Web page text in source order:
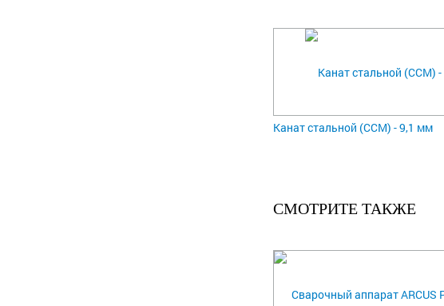
Канат стальной (ССМ) - 9,1 мм
СМОТРИТЕ ТАКЖЕ